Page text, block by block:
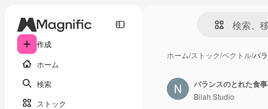
作成
ホーム
検索
ストック
ホーム/ストック/ベクトル/バ
バランスのとれた食
Bilah Studio